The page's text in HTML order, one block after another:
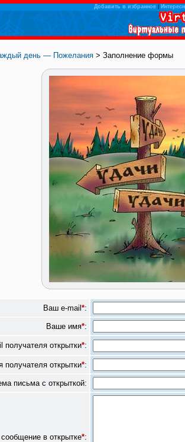
Добавить в избранное|
день — Пожелания > Заполнение формы
Ваш e-mail *:
Ваше имя*:
получателя открытки*:
получателя открытки*:
письма с открыткой:
в открытке*: